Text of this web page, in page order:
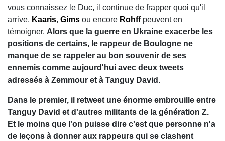
vous connaissez le Duc, il continue de frapper quoi qu'il
arrive, Kaaris, Gims ou encore Rohffpeuvent en
témoigner. Alors que la guerre en Ukraine exacerbe les
positions de certains, le rappeur de Boulogne ne
manque de se rappeler au bon souvenir de ses
ennemis comme aujourd'hui avec deux tweets
adressés à Zemmour et à Tanguy David.
Dans le premier, il retweet une énorme embrouille entre
Tanguy David et d'autres militants de la génération Z.
Et le moins que l'on puisse dire c'est que personne n'a
de leçons à donner aux rappeurs qui se clashent